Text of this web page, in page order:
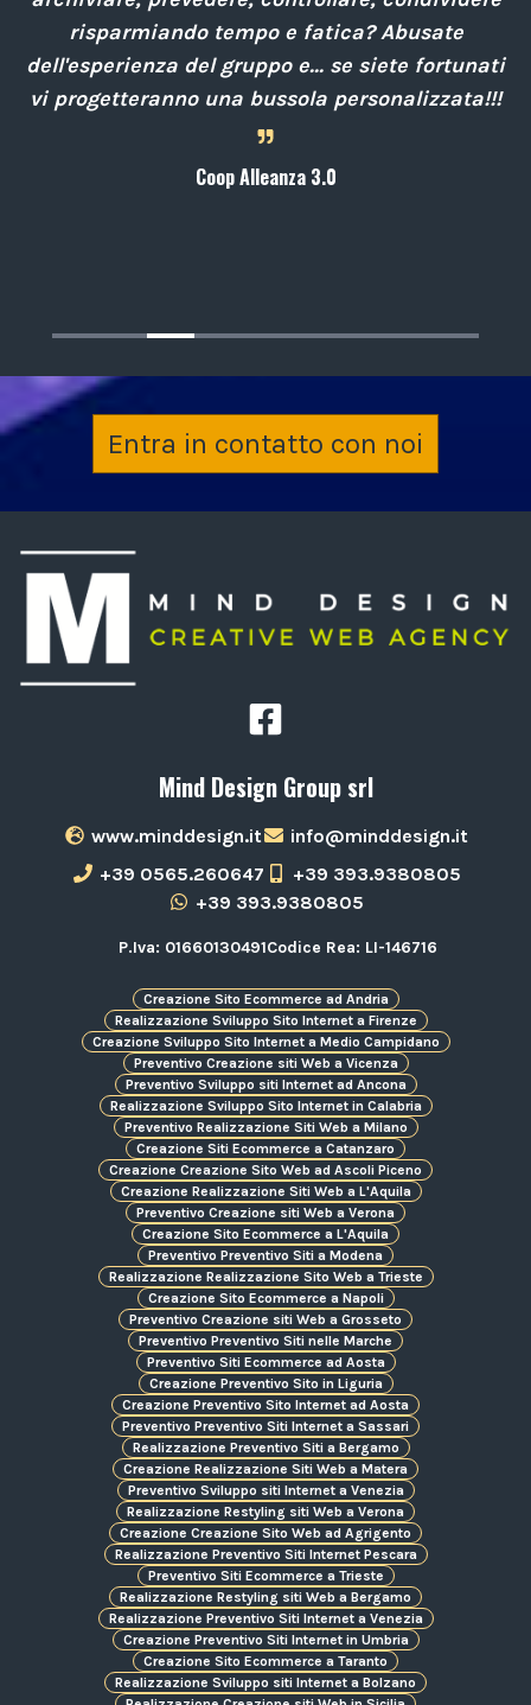
risparmiando tempo e fatica? Abusate
dell'esperienza del gruppo e... se siete fortunati
vi progetteranno una bussola personalizzata!!!
Coop Alleanza 3.0
Entra in contatto con noi
Mind Design Group srl
www.minddesign.it
info@minddesign.it
+39 0565.260647
+39 393.9380805
+39 393.9380805
P.Iva: 01660130491Codice Rea: LI-146716
Creazione Sito Ecommerce ad Andria
Realizzazione Sviluppo Sito Internet a Firenze
Creazione Sviluppo Sito Internet a Medio Campidano
Preventivo Creazione siti Web a Vicenza
Preventivo Sviluppo siti Internet ad Ancona
Realizzazione Sviluppo Sito Internet in Calabria
Preventivo Realizzazione Siti Web a Milano
Creazione Siti Ecommerce a Catanzaro
Creazione Creazione Sito Web ad Ascoli Piceno
Creazione Realizzazione Siti Web a L'Aquila
Preventivo Creazione siti Web a Verona
Creazione Sito Ecommerce a L'Aquila
Preventivo Preventivo Siti a Modena
Realizzazione Realizzazione Sito Web a Trieste
Creazione Sito Ecommerce a Napoli
Preventivo Creazione siti Web a Grosseto
Preventivo Preventivo Siti nelle Marche
Preventivo Siti Ecommerce ad Aosta
Creazione Preventivo Sito in Liguria
Creazione Preventivo Sito Internet ad Aosta
Preventivo Preventivo Siti Internet a Sassari
Realizzazione Preventivo Siti a Bergamo
Creazione Realizzazione Siti Web a Matera
Preventivo Sviluppo siti Internet a Venezia
Realizzazione Restyling siti Web a Verona
Creazione Creazione Sito Web ad Agrigento
Realizzazione Preventivo Siti Internet Pescara
Preventivo Siti Ecommerce a Trieste
Realizzazione Restyling siti Web a Bergamo
Realizzazione Preventivo Siti Internet a Venezia
Creazione Preventivo Siti Internet in Umbria
Creazione Sito Ecommerce a Taranto
Realizzazione Sviluppo siti Internet a Bolzano